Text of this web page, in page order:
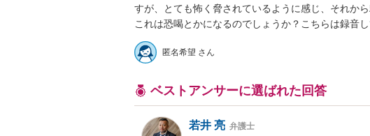
すが、とても怖く脅されているように感じ、それか
これは恐喝とかになるのでしょうか？こちらは録音
匿名希望 さん
ベストアンサーに選ばれた回答
若井 亮 弁護士